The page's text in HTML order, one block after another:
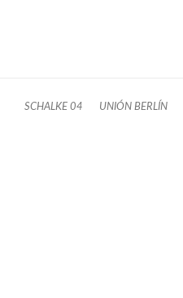
SCHALKE 04 UNIÓN BERLÍN